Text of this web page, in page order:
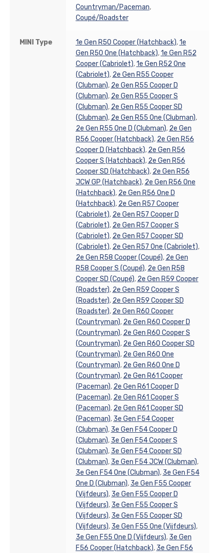
Countryman/Paceman,
Coupé/Roadster
MINI Type 1e Gen R50 Cooper (Hatchback),1e
Gen R50 One (Hatchback),1e Gen R52
Cooper (Cabriolet),1e Gen R52 One
(Cabriolet), 2e Gen R55 Cooper
(Clubman), 2e Gen R55 Cooper D
(Clubman), 2e Gen R55 Cooper S
(Clubman), 2e Gen R55 Cooper SD
(Clubman), 2e Gen R55 One (Clubman),
2e Gen R55 One D (Clubman), 2e Gen
R56 Cooper (Hatchback), 2e Gen R56
Cooper D (Hatchback), 2e Gen R56
Cooper S (Hatchback), 2e Gen R56
Cooper SD (Hatchback), 2e Gen R56
JCW GP (Hatchback), 2e Gen R56 One
(Hatchback), 2e Gen R56 One D
(Hatchback), 2e Gen R57 Cooper
(Cabriolet), 2e Gen R57 Cooper D
(Cabriolet), 2e Gen R57 Cooper S
(Cabriolet), 2e Gen R57 Cooper SD
(Cabriolet), 2e Gen R57 One (Cabriolet),
2e Gen R58 Cooper (Coupé), 2e Gen
R58 Cooper S (Coupé), 2e Gen R58
Cooper SD (Coupé), 2e Gen R59 Cooper
(Roadster), 2e Gen R59 Cooper S
(Roadster), 2e Gen R59 Cooper SD
(Roadster), 2e Gen R60 Cooper
(Countryman), 2e Gen R60 Cooper D
(Countryman), 2e Gen R60 Cooper S
(Countryman), 2e Gen R60 Cooper SD
(Countryman), 2e Gen R60 One
(Countryman), 2e Gen R60 One D
(Countryman), 2e Gen R61 Cooper
(Paceman), 2e Gen R61 Cooper D
(Paceman), 2e Gen R61 Cooper S
(Paceman), 2e Gen R61 Cooper SD
(Paceman), 3e Gen F54 Cooper
(Clubman), 3e Gen F54 Cooper D
(Clubman), 3e Gen F54 Cooper S
(Clubman), 3e Gen F54 Cooper SD
(Clubman), 3e Gen F54 JCW (Clubman),
3e Gen F54 One (Clubman), 3e Gen F54
One D (Clubman), 3e Gen F55 Cooper
(Vijfdeurs), 3e Gen F55 Cooper D
(Vijfdeurs), 3e Gen F55 Cooper S
(Vijfdeurs), 3e Gen F55 Cooper SD
(Vijfdeurs), 3e Gen F55 One (Vijfdeurs),
3e Gen F55 One D (Vijfdeurs), 3e Gen
F56 Cooper (Hatchback), 3e Gen F56